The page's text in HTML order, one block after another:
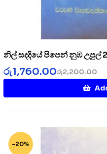
නිල් සදදියේ පිපෙන් නුඹ උපුල් 2
රු2,200.00
රු1,760.00
-20%